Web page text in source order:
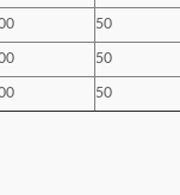
50
50
50